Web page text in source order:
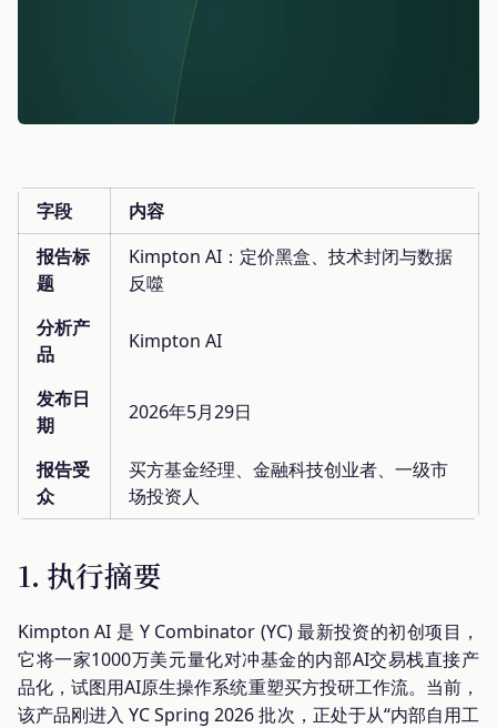
字段
内容
报告标
题
Kimpton AI：定价黑盒、技术封闭与数据
反噬
分析产
品
Kimpton AI
发布日
期
2026年5月29日
报告受
众
买方基金经理、金融科技创业者、一级市
场投资人
1. 执行摘要
Kimpton AI 是 Y Combinator (YC) 最新投资的初创项目，
它将一家1000万美元量化对冲基金的内部AI交易栈直接产
品化，试图用AI原生操作系统重塑买方投研工作流。当前，
该产品刚进入 YC Spring 2026 批次，正处于从“内部自用工